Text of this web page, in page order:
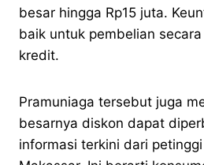
besar hingga Rp15 juta.
baik untuk pembelian
kredit.
Pramuniaga tersebut juga
besarnya diskon dapat
informasi terkini dari